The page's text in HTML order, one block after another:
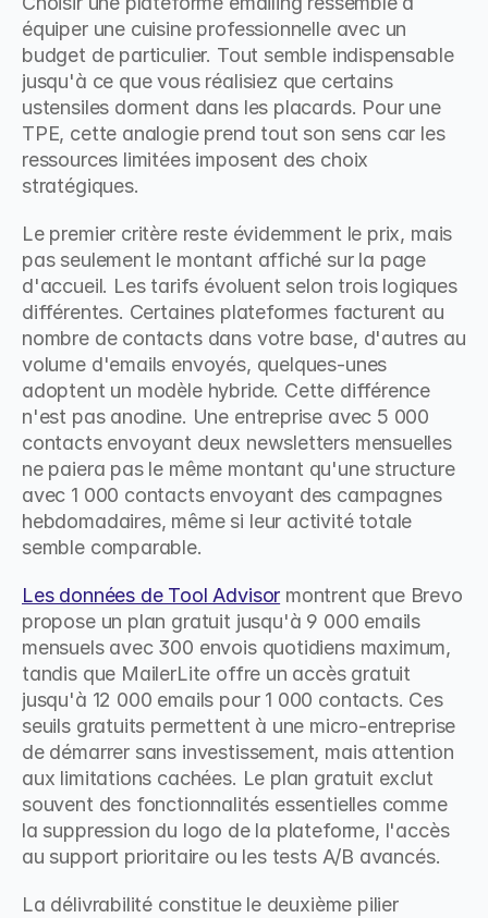
équiper une cuisine professionnelle avec un
budget de particulier. Tout semble indispensable
jusqu'à ce que vous réalisiez que certains
ustensiles dorment dans les placards. Pour une
TPE, cette analogie prend tout son sens car les
ressources limitées imposent des choix
stratégiques.
Le premier critère reste évidemment le prix, mais
pas seulement le montant affiché sur la page
d'accueil. Les tarifs évoluent selon trois logiques
différentes. Certaines plateformes facturent au
nombre de contacts dans votre base, d'autres au
volume d'emails envoyés, quelques-unes
adoptent un modèle hybride. Cette différence
n'est pas anodine. Une entreprise avec 5 000
contacts envoyant deux newsletters mensuelles
ne paiera pas le même montant qu'une structure
avec 1 000 contacts envoyant des campagnes
hebdomadaires, même si leur activité totale
semble comparable.
Les données de Tool Advisor montrent que Brevo
propose un plan gratuit jusqu'à 9 000 emails
mensuels avec 300 envois quotidiens maximum,
tandis que MailerLite offre un accès gratuit
jusqu'à 12 000 emails pour 1 000 contacts. Ces
seuils gratuits permettent à une micro-entreprise
de démarrer sans investissement, mais attention
aux limitations cachées. Le plan gratuit exclut
souvent des fonctionnalités essentielles comme
la suppression du logo de la plateforme, l'accès
au support prioritaire ou les tests A/B avancés.
La délivrabilité constitue le deuxième pilier